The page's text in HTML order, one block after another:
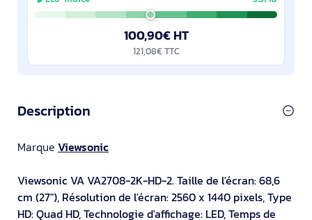
100,90€ HT
121,08€ TTC
Description
Marque Viewsonic
Viewsonic VA VA2708-2K-HD-2. Taille de l'écran: 68,6
cm (27"), Résolution de l'écran: 2560 x 1440 pixels, Type
HD: Quad HD, Technologie d'affichage: LED, Temps de